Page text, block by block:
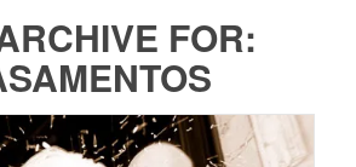
FOR: